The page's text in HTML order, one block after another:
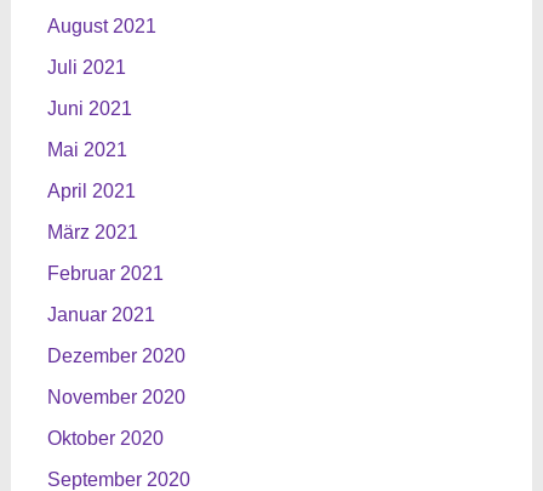
August 2021
Juli 2021
Juni 2021
Mai 2021
April 2021
März 2021
Februar 2021
Januar 2021
Dezember 2020
November 2020
Oktober 2020
September 2020